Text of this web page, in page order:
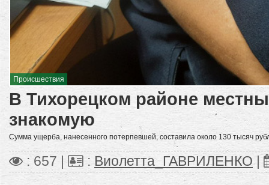
Происшествия
В Тихорецком районе
знакомую
Сумма ущерба, нанесенного потерпевшей, составила около 130 тысяч
: 657 | : Виолетта_ГАВРИЛЕНКО|